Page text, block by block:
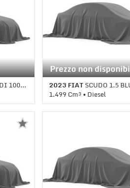
SL-TN
Prezzo non
2023 FIATSCUDO 1.5 BLUEHDI
1.499 Cm³ • Diesel
1 Km • Cambio Manuale •